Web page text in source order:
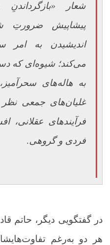
شعار
پیشاپیش ضرورتِ
اندیشیدن به امر
می‌کند؛ شیوه‌ای که
به هاله‌های
غلیان‌های جمعی نظر
فرآیندهای عقلانی،
فردی و گروهی.
در گفتگویی دیگر، حاتم
هر دو به‌رغم